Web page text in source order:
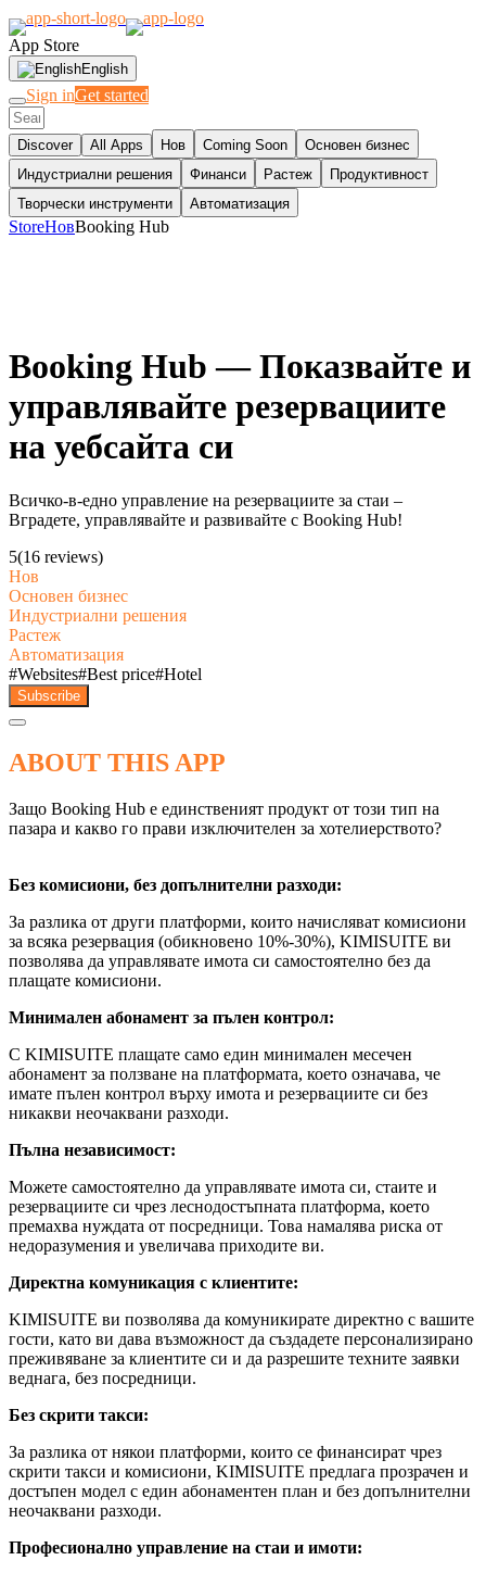
App Store
English
Sign inGet started
Discover All Apps Нов Coming Soon
Основен бизнес
Индустриални решения
Финанси Растеж
Продуктивност
Творчески инструменти
Автоматизация
StoreНовBooking Hub
Booking Hub — Показвайте и
управлявайте резервациите
на уебсайта си
Всичко-в-едно управление на резервациите за стаи –
Вградете, управлявайте и развивайте с Booking Hub!
5(16 reviews)
Нов
Основен бизнес
Индустриални решения
Растеж
Автоматизация
#Websites#Best price#Hotel
Subscribe
ABOUT THIS APP
Защо Booking Hub е единственият продукт от този тип на
пазара и какво го прави изключителен за хотелиерството?
Без комисиони, без допълнителни разходи:
За разлика от други платформи, които начисляват комисиони
за всяка резервация (обикновено 10%-30%), KIMISUITE ви
позволява да управлявате имота си самостоятелно без да
плащате комисиони.
Минимален абонамент за пълен контрол:
С KIMISUITE плащате само един минимален месечен
абонамент за ползване на платформата, което означава, че
имате пълен контрол върху имота и резервациите си без
никакви неочаквани разходи.
Пълна независимост:
Можете самостоятелно да управлявате имота си, стаите и
резервациите си чрез леснодостъпната платформа, което
премахва нуждата от посредници. Това намалява риска от
недоразумения и увеличава приходите ви.
Директна комуникация с клиентите:
KIMISUITE ви позволява да комуникирате директно с вашите
гости, като ви дава възможност да създадете персонализирано
преживяване за клиентите си и да разрешите техните заявки
веднага, без посредници.
Без скрити такси:
За разлика от някои платформи, които се финансират чрез
скрити такси и комисиони, KIMISUITE предлага прозрачен и
достъпен модел с един абонаментен план и без допълнителни
неочаквани разходи.
Професионално управление на стаи и имоти: